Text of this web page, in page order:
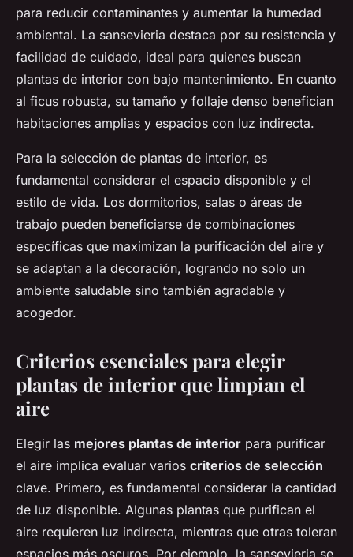
para reducir contaminantes y aumentar la humedad
ambiental. La sansevieria destaca por su resistencia y
facilidad de cuidado, ideal para quienes buscan
plantas de interior con bajo mantenimiento. En cuanto
al ficus robusta, su tamaño y follaje denso benefician
habitaciones amplias y espacios con luz indirecta.
Para la selección de plantas de interior, es
fundamental considerar el espacio disponible y el
estilo de vida. Los dormitorios, salas o áreas de
trabajo pueden beneficiarse de combinaciones
específicas que maximizan la purificación del aire y
se adaptan a la decoración, logrando no solo un
ambiente saludable sino también agradable y
acogedor.
Criterios esenciales para elegir
plantas de interior que limpian el
aire
Elegir las mejores plantas de interior para purificar
el aire implica evaluar varios criterios de selección
clave. Primero, es fundamental considerar la cantidad
de luz disponible. Algunas plantas que purifican el
aire requieren luz indirecta, mientras que otras toleran
espacios más oscuros. Por ejemplo, la sansevieria se